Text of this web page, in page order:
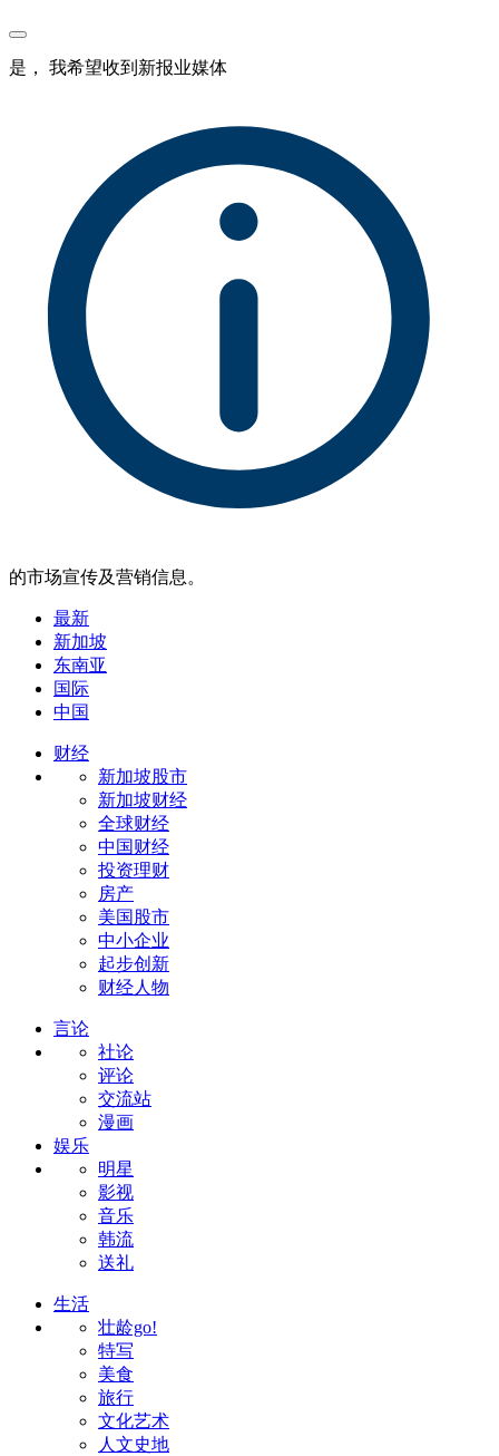
是， 我希望收到新报业媒体
的市场宣传及营销信息。
最新
新加坡
东南亚
国际
中国
财经
新加坡股市
新加坡财经
全球财经
中国财经
投资理财
房产
美国股市
中小企业
起步创新
财经人物
言论
社论
评论
交流站
漫画
娱乐
明星
影视
音乐
韩流
送礼
生活
壮龄go!
特写
美食
旅行
文化艺术
人文史地